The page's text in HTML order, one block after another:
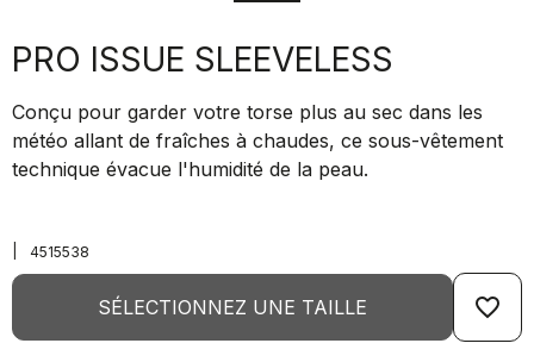
PRO ISSUE SLEEVELESS
Conçu pour garder votre torse plus au sec dans les
météo allant de fraîches à chaudes, ce sous-vêtement
technique évacue l'humidité de la peau.
4515538
SÉLECTIONNEZ UNE TAILLE favorite_border